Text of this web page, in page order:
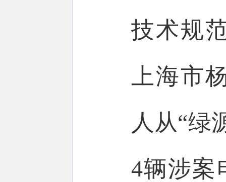
技术规
上海市
人从“绿
4辆涉案